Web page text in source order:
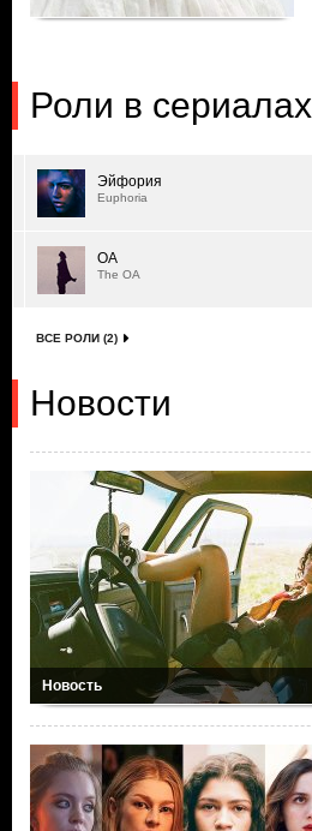
Роли в сериалах
Эйфория
Euphoria
ОА
The OA
ВСЕ РОЛИ (2)
Новости
Новость